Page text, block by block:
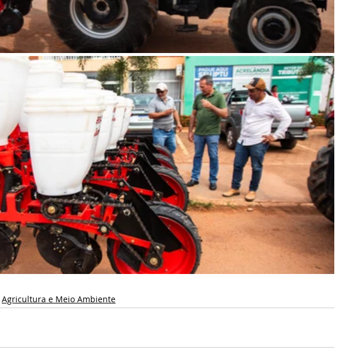
Agricultura e Meio Ambiente